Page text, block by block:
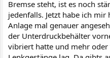
Bremse steht, ist es noch
jedenfalls. Jetzt habe ich
Anlage mal genauer
der Unterdruckbehälter
vibriert hatte und mehr